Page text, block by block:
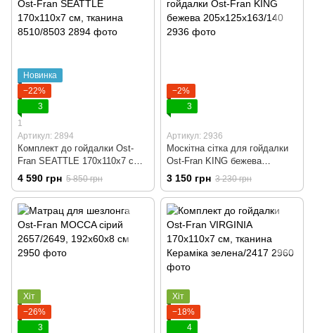
Новинка
−22%
3
1
Артикул: 2894
Комплект до гойдалки Ost-
Fran SEATTLE 170x110x7 см,
тканина 8510/8503
4 590 грн 5 850 грн
−2%
3
Артикул: 2936
Москітна сітка для гойдалки
Ost-Fran KING бежева
205х125х163/140
3 150 грн 3 230 грн
Хіт
−26%
3
Хіт
−18%
4